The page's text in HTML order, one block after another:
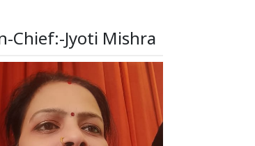
Chief:-Jyoti Mishra